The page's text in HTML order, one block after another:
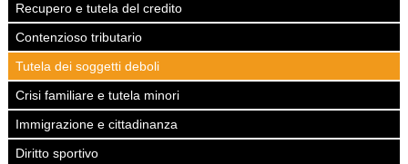
Recupero e tutela del credito
Contenzioso tributario
Tutela dei soggetti deboli
Crisi familiare e tutela minori
Immigrazione e cittadinanza
Diritto sportivo